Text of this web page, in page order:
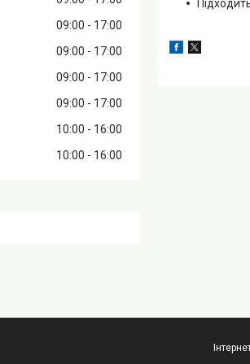
09:00
17:00
09:00
17:00
09:00
17:00
09:00
17:00
10:00
16:00
10:00 16:00